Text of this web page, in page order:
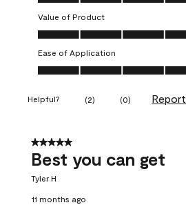
Value of Product
Value of Product, 5.0 out of 5
Ease of Application
Ease of Application, 5.0 out of 5
Helpful? (2) (0) Report
5 out of 5 stars.
Best you can get
Tyler H
11 months ago